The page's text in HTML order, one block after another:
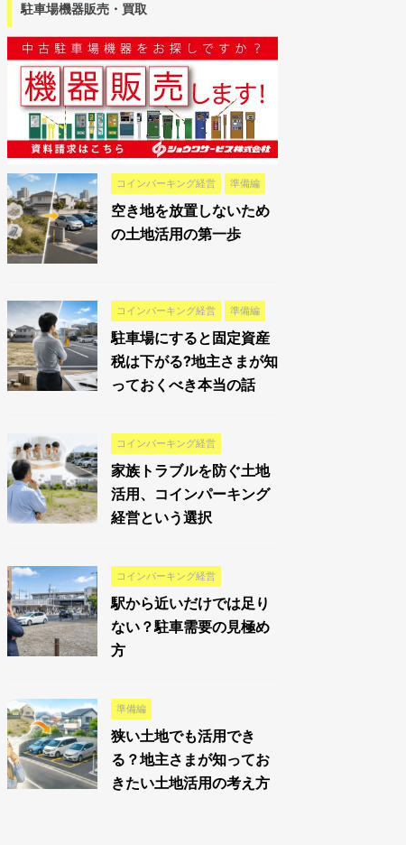
駐車場機器販売・買取
コインパーキング経営 準備編
空き地を放置しないため
の土地活用の第一歩
コインパーキング経営 準備編
駐車場にすると固定資産
税は下がる?地主さまが知
っておくべき本当の話
コインパーキング経営
家族トラブルを防ぐ土地
活用、コインパーキング
経営という選択
コインパーキング経営
駅から近いだけでは足り
ない？駐車需要の見極め
方
準備編
狭い土地でも活用でき
る？地主さまが知ってお
きたい土地活用の考え方